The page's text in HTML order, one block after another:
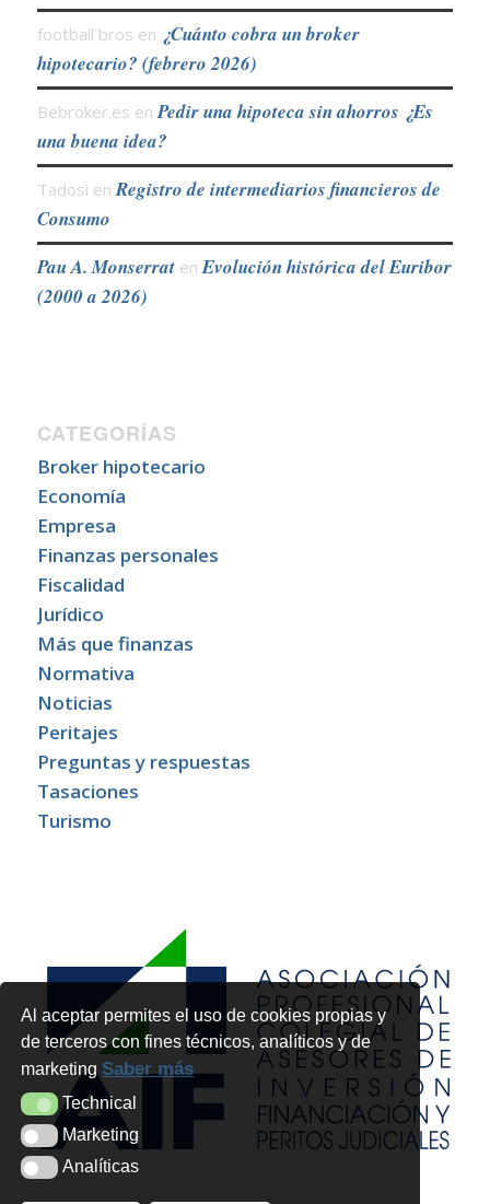
Al aceptar permites el uso de cookies propias y
de terceros con fines técnicos, analíticos y de
marketingSaber más
TechnicalTechnical
MarketingMarketing
AnalíticasAnalíticas
football bros en ¿Cuánto cobra un broker
hipotecario? (febrero 2026)
Bebroker.es en Pedir una hipoteca sin ahorros ¿Es
una buena idea?
Tadosi en Registro de intermediarios financieros de
Consumo
Pau A. Monserraten Evolución histórica del Euribor
(2000 a 2026)
CATEGORÍAS
Broker hipotecario
Economía
Empresa
Finanzas personales
Fiscalidad
Jurídico
Más que finanzas
Normativa
Noticias
Peritajes
Preguntas y respuestas
Tasaciones
Turismo